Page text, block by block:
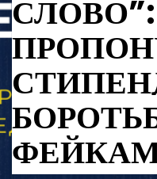
СЛОВО”: